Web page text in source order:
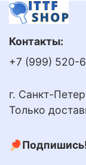
Контакты:
+7 (999) 520-
г. Санкт-
Только